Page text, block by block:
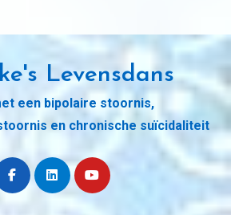
Levensdans
een bipolaire stoornis,
en chronische suïcidaliteit